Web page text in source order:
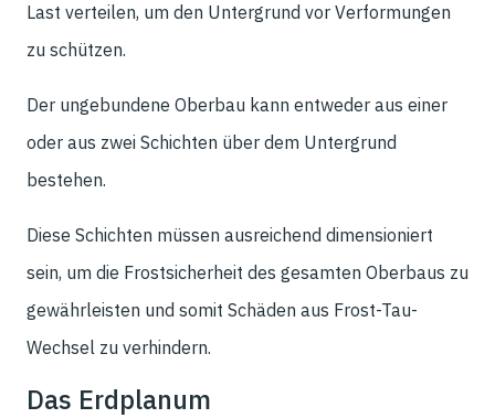
Last verteilen, um den Untergrund vor Verformungen
zu schützen.
Der ungebundene Oberbau kann entweder aus einer
oder aus zwei Schichten über dem Untergrund
bestehen.
Diese Schichten müssen ausreichend dimensioniert
sein, um die Frostsicherheit des gesamten Oberbaus zu
gewährleisten und somit Schäden aus Frost-Tau-
Wechsel zu verhindern.
Das Erdplanum